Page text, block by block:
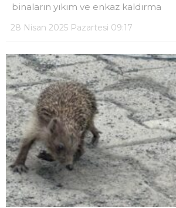
binaların yıkım ve enkaz kaldırma
28 Nisan 2025 Pazartesi 09:17